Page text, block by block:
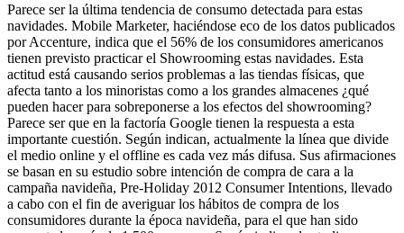
Parece ser la última tendencia de consumo detectada para estas
navidades. Mobile Marketer, haciéndose eco de los datos publicados
por Accenture, indica que el 56% de los consumidores americanos
tienen previsto practicar el Showrooming estas navidades. Esta
actitud está causando serios problemas a las tiendas físicas, que
afecta tanto a los minoristas como a los grandes almacenes ¿qué
pueden hacer para sobreponerse a los efectos del showrooming?
Parece ser que en la factoría Google tienen la respuesta a esta
importante cuestión. Según indican, actualmente la línea que divide
el medio online y el offline es cada vez más difusa. Sus afirmaciones
se basan en su estudio sobre intención de compra de cara a la
campaña navideña, Pre-Holiday 2012 Consumer Intentions, llevado
a cabo con el fin de averiguar los hábitos de compra de los
consumidores durante la época navideña, para el que han sido